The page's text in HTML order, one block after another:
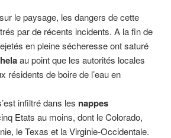
le paysage, les dangers de cette
par de récents incidents. A la fin de
en pleine sécheresse ont saturé
au point que les autorités locales
résidents de boire de l’eau en
infiltré dans les nappes
Etats au moins, dont le Colorado,
le Texas et la Virginie-Occidentale.